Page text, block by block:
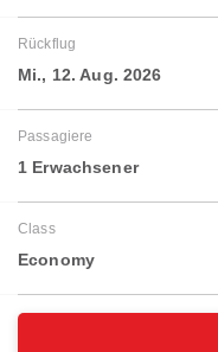
Rückflug
Mi., 12. Aug. 2026
Passagiere
1 Erwachsener
Class
Economy